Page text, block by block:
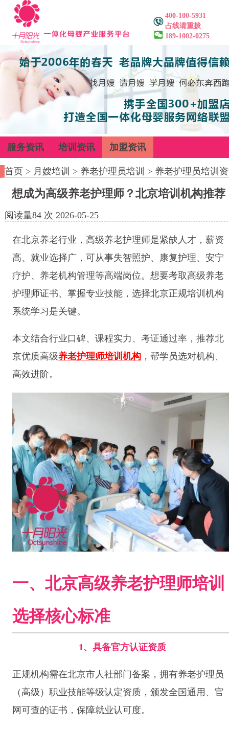
400-100-5931
占线请重拨
189-1002-0275
服务资讯 培训资讯 加盟资讯
首页 > 月嫂培训 > 养老护理员培训 > 养老护理员培训
想成为高级养老护理师？北京培训机构推荐
阅读量84 次 2026-05-25
在北京养老行业，高级养老护理师是紧缺人才，薪资
高、就业选择广，可从事失智照护、康复护理、安宁
疗护、养老机构管理等高端岗位。想要考取高级养老
护理师证书、掌握专业技能，选择北京正规培训机构
系统学习是关键。
本文结合行业口碑、课程实力、考证通过率，推荐北
京优质高级养老护理师培训机构 ，帮学员选对机构、
高效进阶。
一、北京高级养老护理师培训
选择核心标准
1、具备官方认证资质
正规机构需在北京市人社部门备案，拥有养老护理员
（高级）职业技能等级认定资质，颁发全国通用、官
网可查的证书，保障就业认可度。